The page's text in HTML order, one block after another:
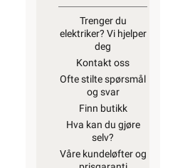
Trenger du
elektriker? Vi hjelper
deg
Kontakt oss
Ofte stilte spørsmål
og svar
Finn butikk
Hva kan du gjøre
selv?
Våre kundeløfter og